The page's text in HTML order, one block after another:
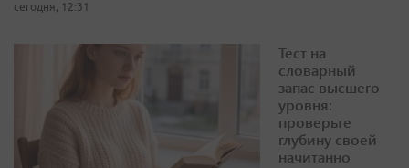
сегодня, 12:31
Тест на
словарный
запас высшего
уровня:
проверьте
глубину своей
начитанно